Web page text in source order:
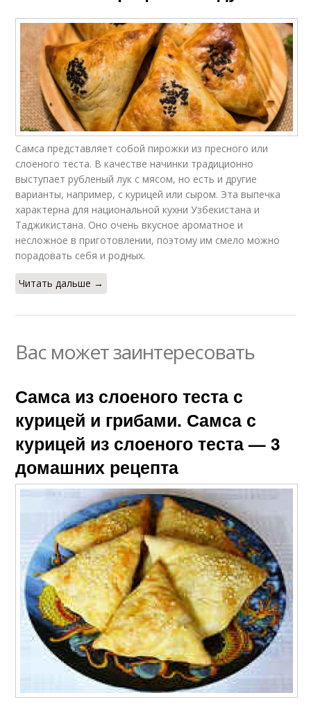
Самса представляет собой пирожки из пресного или
слоеного теста. В качестве начинки традиционно
выступает рубленый лук с мясом, но есть и другие
варианты, например, с курицей или сыром. Эта выпечка
характерна для национальной кухни Узбекистана и
Таджикистана. Оно очень вкусное ароматное и
несложное в приготовлении, поэтому им смело можно
порадовать себя и родных.
Читать дальше →
Вас может заинтересовать
Самса из слоеного теста с
курицей и грибами. Самса с
курицей из слоеного теста — 3
домашних рецепта